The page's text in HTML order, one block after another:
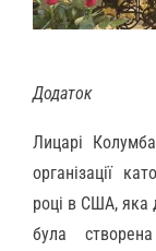
Додаток
Лицарі
організації
році в США, яка
була